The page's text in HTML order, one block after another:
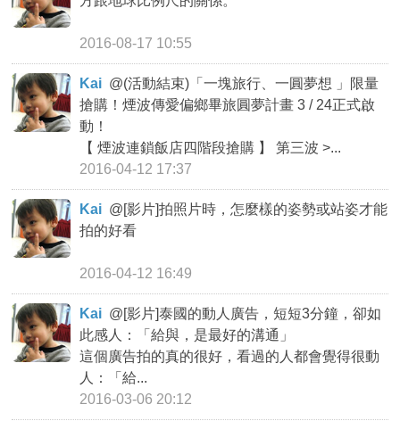
2016-08-17 10:55
Kai @(活動結束)「一塊旅行、一圓夢想 」限量
搶購！煙波傳愛偏鄉畢旅圓夢計畫 3 / 24正式啟
動！
【 煙波連鎖飯店四階段搶購 】 第三波 >...
2016-04-12 17:37
Kai @[影片]拍照片時，怎麼樣的姿勢或站姿才能
拍的好看
2016-04-12 16:49
Kai @[影片]泰國的動人廣告，短短3分鐘，卻如
此感人：「給與，是最好的溝通」
這個廣告拍的真的很好，看過的人都會覺得很動
人：「給...
2016-03-06 20:12